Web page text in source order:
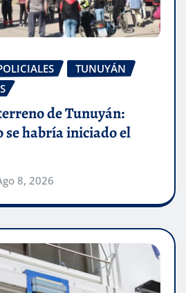
TUNUYÁN
de Tunuyán:
se habría iniciado el
8, 2026